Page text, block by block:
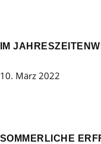
IM
10. März 2022
SOMMERLICHE